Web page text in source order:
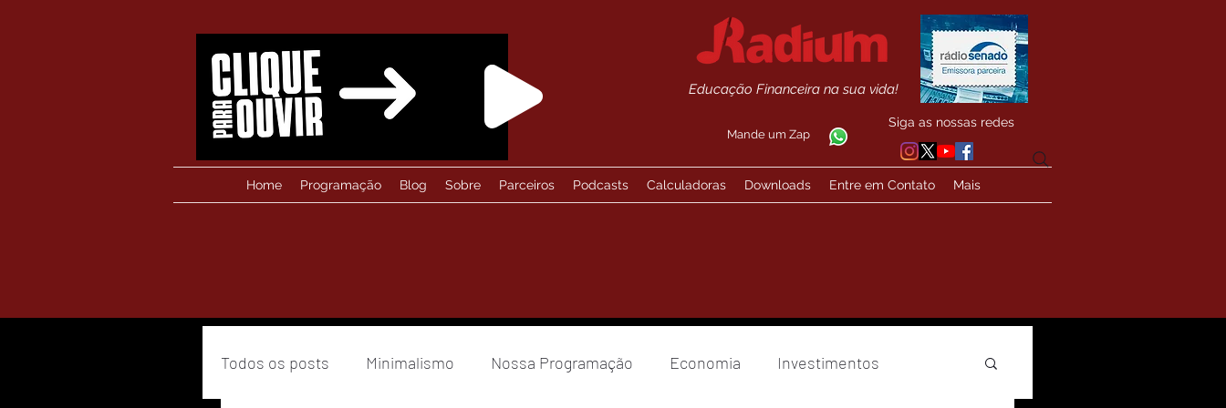
Educação Financeira na sua vida!
Mande um Zap
Siga as nossas redes
Home Programação Blog Sobre Parceiros Podcasts Calculadoras Downloads Entre em Contato Mais
Todos os posts Minimalismo Nossa Programação Economia Investimentos